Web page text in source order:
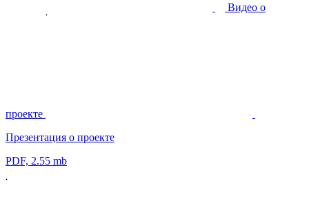
Видео о
проекте
Презентация о проекте
PDF, 2.55 mb